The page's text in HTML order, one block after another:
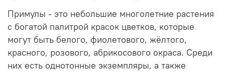
Примулы - это небольшие многолетние растения
с богатой палитрой красок цветков, которые
могут быть белого, фиолетового, жёлтого,
красного, розового, абрикосового окраса. Среди
них есть однотонные экземпляры, а также